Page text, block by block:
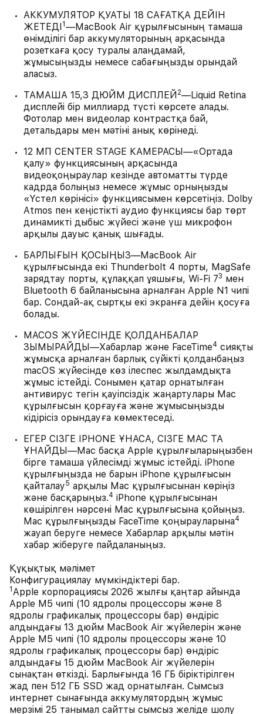
АККУМУЛЯТОР ҚУАТЫ 18 САҒАТҚА ДЕЙІН
ЖЕТЕДІ1 —MacBook Air құрылғысының тамаша
өнімділігі бар аккумуляторының арқасында
розеткаға қосу туралы алаңдамай,
жұмысыңызды немесе сабағыңызды орындай
аласыз.
ТАМАША 15,3 ДЮЙМ ДИСПЛЕЙ 2—Liquid Retina
дисплейі бір миллиард түсті көрсете алады.
Фотолар мен видеолар контрастқа бай,
детальдары мен мәтіні анық көрінеді.
12 МП CENTER STAGE КАМЕРАСЫ—«Ортада
қалу» функциясының арқасында
видеоқоңыраулар кезінде автоматты түрде
кадрда болыңыз немесе жұмыс орныңызды
«Үстел көрінісі» функциясымен көрсетіңіз. Dolby
Atmos пен кеңістікті аудио функциясы бар төрт
динамикті дыбыс жүйесі және үш микрофон
арқылы дауыс қанық шығады.
БАРЛЫҒЫН ҚОСЫҢЫЗ—MacBook Air
құрылғысында екі Thunderbolt 4 порты, MagSafe
зарядтау порты, құлаққап ұяшығы, Wi-Fi 73 мен
Bluetooth 6 байланысына арналған Apple N1 чипі
бар. Сондай-ақ сыртқы екі экранға дейін қосуға
болады.
MACOS ЖҮЙЕСІНДЕ ҚОЛДАНБАЛАР
ЗЫМЫРАЙДЫ—Хабарлар және FaceTime4 сияқты
жұмысқа арналған барлық сүйікті қолданбаңыз
macOS жүйесінде көз ілеспес жылдамдықта
жұмыс істейді. Сонымен қатар орнатылған
антивирус тегін қауіпсіздік жаңартулары Mac
құрылғысын қорғауға және жұмысыңызды
кідірісіз орындауға көмектеседі.
ЕГЕР СІЗГЕ IPHONE ҰНАСА, СІЗГЕ MAC ТА
ҰНАЙДЫ—Mac басқа Apple құрылғыларыңызбен
бірге тамаша үйлесімді жұмыс істейді. iPhone
құрылғыңызда не барын iPhone құрылғысын
қайталау5 арқылы Mac құрылғысынан көріңіз
және басқарыңыз.4 iPhone құрылғысынан
көшірілген нәрсені Mac құрылғысына қойыңыз.
Mac құрылғыңызды FaceTime қоңырауларына4
жауап беруге немесе Хабарлар арқылы мәтін
хабар жіберуге пайдаланыңыз.
Құқықтық мәлімет
Конфигурациялау мүмкіндіктері бар.
1 Apple корпорациясы 2026 жылғы қаңтар айында
Apple M5 чипі (10 ядролы процессоры және 8
ядролы графикалық процессоры бар) өндіріс
алдындағы 13 дюйм MacBook Air жүйелерін және
Apple M5 чипі (10 ядролы процессоры және 10
ядролы графикалық процессоры бар) өндіріс
алдындағы 15 дюйм MacBook Air жүйелерін
сынақтан өткізді. Барлығында 16 ГБ біріктірілген
жад пен 512 ГБ SSD жад орнатылған. Сымсыз
интернет сынағында аккумулятордың жұмыс
мерзімі 25 танымал сайтты сымсыз желіде шолу